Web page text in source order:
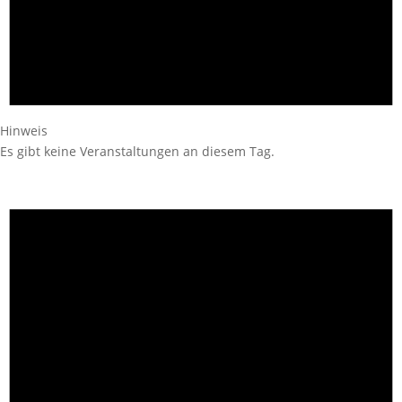
Hinweis
Es gibt keine Veranstaltungen an diesem Tag.